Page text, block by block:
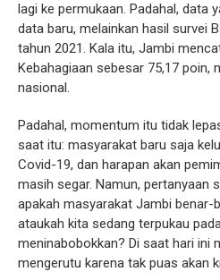
lagi ke permukaan. Padahal, data
data baru, melainkan hasil survei
tahun 2021. Kala itu, Jambi
Kebahagiaan sebesar 75,17 poin,
nasional.
Padahal, momentum itu tidak
saat itu: masyarakat baru saja
Covid-19, dan harapan akan
masih segar. Namun, pertanyaan
apakah masyarakat Jambi benar-
ataukah kita sedang terpukau
meninabobokkan? Di saat hari ini
mengerutu karena tak puas akan